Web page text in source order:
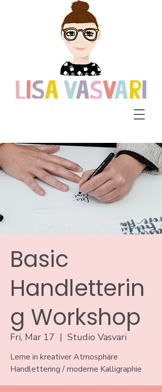
Basic
Handletterin
g Workshop
Fri, Mar 17
  |
Studio Vasvari
Lerne in kreativer Atmosphäre
Handlettering / moderne Kalligraphie